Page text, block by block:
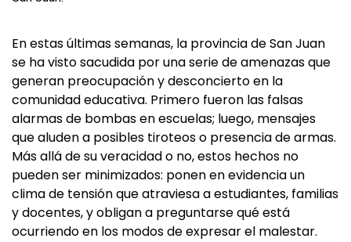
En estas últimas semanas, la provincia de San Juan
se ha visto sacudida por una serie de amenazas que
generan preocupación y desconcierto en la
comunidad educativa. Primero fueron las falsas
alarmas de bombas en escuelas; luego, mensajes
que aluden a posibles tiroteos o presencia de armas.
Más allá de su veracidad o no, estos hechos no
pueden ser minimizados: ponen en evidencia un
clima de tensión que atraviesa a estudiantes, familias
y docentes, y obligan a preguntarse qué está
ocurriendo en los modos de expresar el malestar.